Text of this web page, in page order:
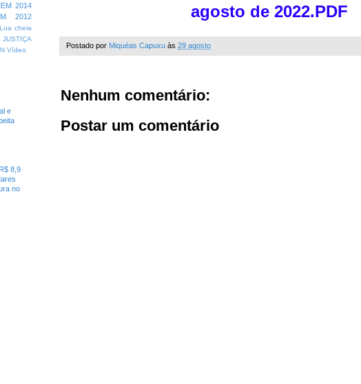
agosto de 2022.PDF
Postado por Miquéas Capuxu às 29 agosto
Nenhum comentário:
Postar um comentário
2014
2012
Lua cheia
Vídeo
e
8,9
no